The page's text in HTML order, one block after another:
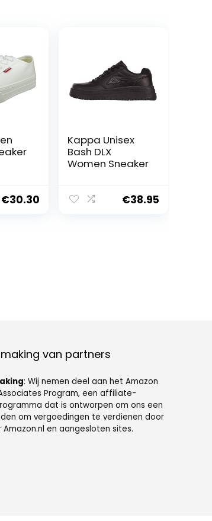
€30.30
Kappa Unisex
Bash DLX
Women Sneaker
€38.95
van partners
: Wij nemen deel aan het Amazon
Program, een affiliate-
dat is ontworpen om ons een
om vergoedingen te verdienen door
Amazon.nl en aangesloten sites.